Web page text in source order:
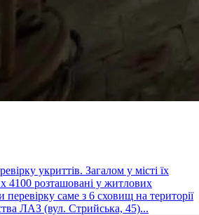
укриттів. Загалом у місті їх
4100 розташовані у житлових
саме з 6 сховищ на території
ЛАЗ (вул. Стрийська, 45)...